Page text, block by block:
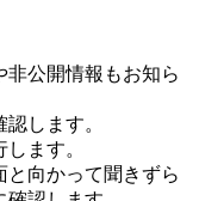
公開情報もお知ら
します。
ます。
向かって聞きずら